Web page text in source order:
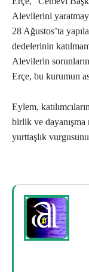
Alevilerini
28 Ağustos’ta
dedelerinin
Alevilerin
Erçe, bu kurumun
Eylem,
birlik ve dayanışma
yurttaşlık